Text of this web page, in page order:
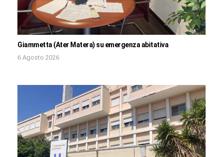
Giammetta (Ater Matera) su emergenza abitativa
6 Agosto 2026